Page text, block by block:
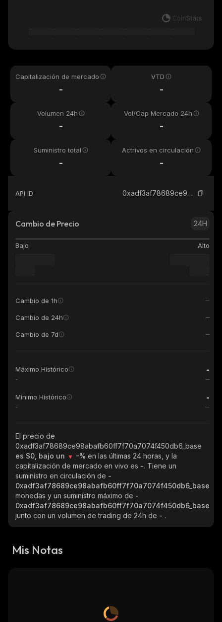
Capitalización de mercado
-
VTD
-
Volumen 24h
-
Vol/Cap Mercado 24h
-
Suministro total
-
Actrivos en circulación
-
API ID 0xadf3af78689ce98abafb60ff7f70a7074f450db6_base
Cambio de Precio 24H
Bajo Alto
Cambio de 1h
Cambio de 24h
Cambio de 7d
Máximo Histórico -
-
Mínimo Histórico -
-
El precio de
0xadf3af78689ce98abafb60ff7f70a7074f450db6_base
es $0, bajo un
-% en las últimas 24 horas, y la
capitalización de mercado en vivo es -. Tiene un
suministro en circulación de -
0xadf3af78689ce98abafb60ff7f70a7074f450db6_base
monedas y un suministro máximo de -
0xadf3af78689ce98abafb60ff7f70a7074f450db6_base
junto con un volumen de trading de 24h de - .
Mis Notas